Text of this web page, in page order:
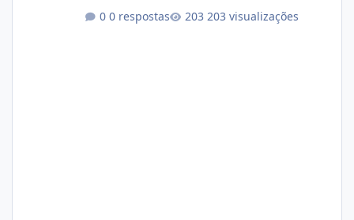
autorizado a usasr o isistem:
0 respostas 203 visualizações